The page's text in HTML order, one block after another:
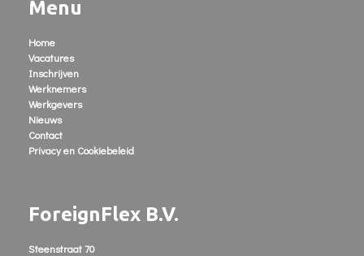
Menu
Home
Vacatures
Inschrijven
Werknemers
Werkgevers
Nieuws
Contact
Privacy en Cookiebeleid
ForeignFlex B.V.
Steenstraat 70